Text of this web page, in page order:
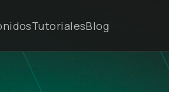
TutorialesBlog